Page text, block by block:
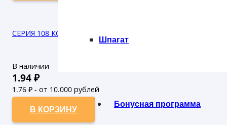
Шпагат
Бонусная программа
СЕРИЯ 108 КОНТЕЙНЕР 125 МЛ БЕЗ КРЫШКИ (100/1000)
В наличии
1.94₽
1.76 ₽ - от 10.000 рублей
1.6₽ - от 50.000 рублей
В КОРЗИНУ